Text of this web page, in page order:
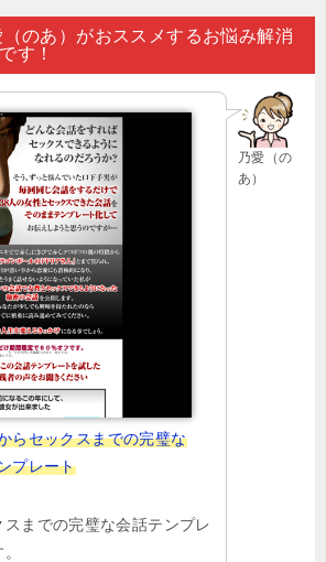
のあ）がおススメするお悩み解消
す！
乃愛（の
あ）
らセックスまでの完璧な
プレート
までの完璧な会話テンプレ